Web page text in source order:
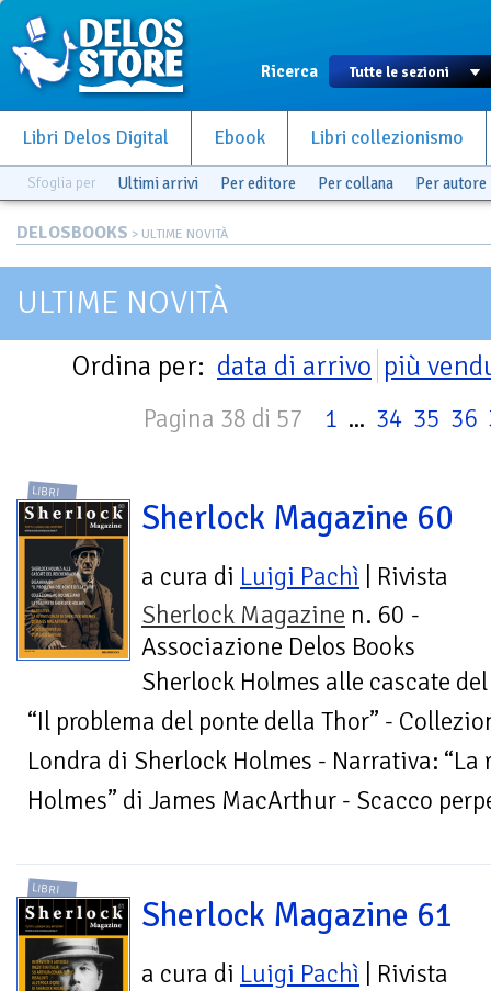
Ricerca
Libri Delos Digital Ebook Libri collezionismo
Sfoglia per Ultimi arrivi Per editore Per collana Per autore
DELOSBOOKS > ULTIME NOVITÀ
ULTIME NOVITÀ
Ordina per: data di arrivo più
Pagina 38 di 57 1 ... 34 35 36
LIBRI
Sherlock Magazine 60
a cura di Luigi Pachì | Rivista
Sherlock Magazine n. 60 -
Associazione Delos Books
Sherlock Holmes alle cascate
“Il problema del ponte della Thor” -
Londra di Sherlock Holmes - Narrativa:
Holmes” di James MacArthur - Scacco
LIBRI
Sherlock Magazine 61
a cura di Luigi Pachì | Rivista